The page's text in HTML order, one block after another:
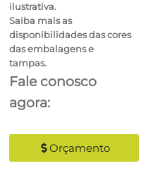
ilustrativa.
Saiba mais as
disponibilidades das cores
das embalagens e
tampas.
Fale conosco
agora:
Orçamento